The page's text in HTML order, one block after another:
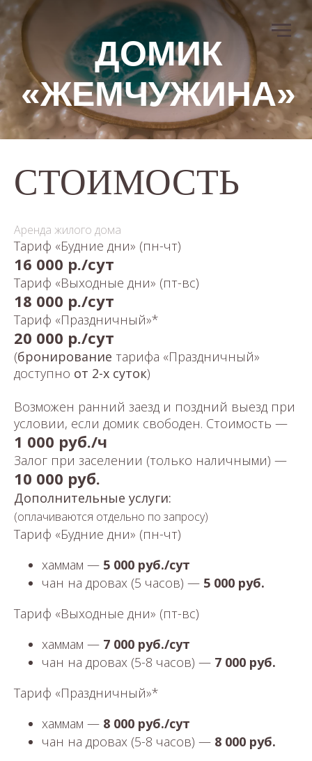
ДОМИК
«ЖЕМЧУЖИНА»
СТОИМОСТЬ
Аренда жилого дома
Тариф «Будние дни» (пн-чт)
16 000 р./сут
Тариф «Выходные дни» (пт-вс)
18 000 р./сут
Тариф «Праздничный»*
20 000 р./сут
(бронирование тарифа «Праздничный»
доступно от 2-х суток)
Возможен ранний заезд и поздний выезд при
условии, если домик свободен. Стоимость —
1 000 руб./ч
Залог при заселении (только наличными) —
10 000 руб.
Дополнительные услуги:
(оплачиваются отдельно по запросу)
Тариф «Будние дни» (пн-чт)
хаммам — 5 000 руб./сут
чан на дровах (5 часов) — 5 000 руб.
Тариф «Выходные дни» (пт-вс)
хаммам — 7 000 руб./сут
чан на дровах (5-8 часов) — 7 000 руб.
Тариф «Праздничный»*
хаммам — 8 000 руб./сут
чан на дровах (5-8 часов) — 8 000 руб.